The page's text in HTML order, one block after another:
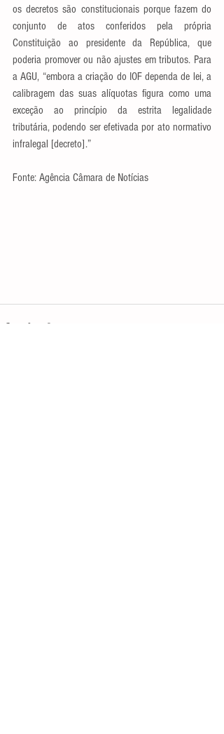
os decretos são constitucionais porque fazem do
conjunto de atos conferidos pela própria
Constituição ao presidente da República, que
poderia promover ou não ajustes em tributos. Para
a AGU, “embora a criação do IOF dependa de lei, a
calibragem das suas alíquotas figura como uma
exceção ao princípio da estrita legalidade
tributária, podendo ser efetivada por ato normativo
infralegal [decreto].”
Fonte: Agência Câmara de Notícias